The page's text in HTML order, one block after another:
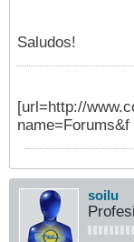
Saludos!
[url=http://
name=Forums&f
soilu